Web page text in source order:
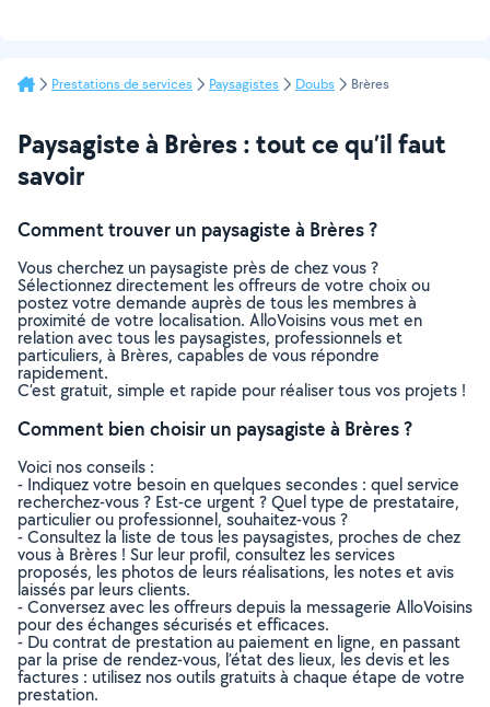
Prestations de services Paysagistes Doubs Brères
Paysagiste à Brères : tout ce qu’il faut
savoir
Comment trouver un paysagiste à Brères ?
Vous cherchez un paysagiste près de chez vous ?
Sélectionnez directement les offreurs de votre choix ou
postez votre demande auprès de tous les membres à
proximité de votre localisation. AlloVoisins vous met en
relation avec tous les paysagistes, professionnels et
particuliers, à Brères, capables de vous répondre
rapidement.
C’est gratuit, simple et rapide pour réaliser tous vos projets !
Comment bien choisir un paysagiste à Brères ?
Voici nos conseils :
- Indiquez votre besoin en quelques secondes : quel service
recherchez-vous ? Est-ce urgent ? Quel type de prestataire,
particulier ou professionnel, souhaitez-vous ?
- Consultez la liste de tous les paysagistes, proches de chez
vous à Brères ! Sur leur profil, consultez les services
proposés, les photos de leurs réalisations, les notes et avis
laissés par leurs clients.
- Conversez avec les offreurs depuis la messagerie AlloVoisins
pour des échanges sécurisés et efficaces.
- Du contrat de prestation au paiement en ligne, en passant
par la prise de rendez-vous, l’état des lieux, les devis et les
factures : utilisez nos outils gratuits à chaque étape de votre
prestation.